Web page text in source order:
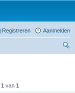
Aanmelden
Registreren
1 van 1